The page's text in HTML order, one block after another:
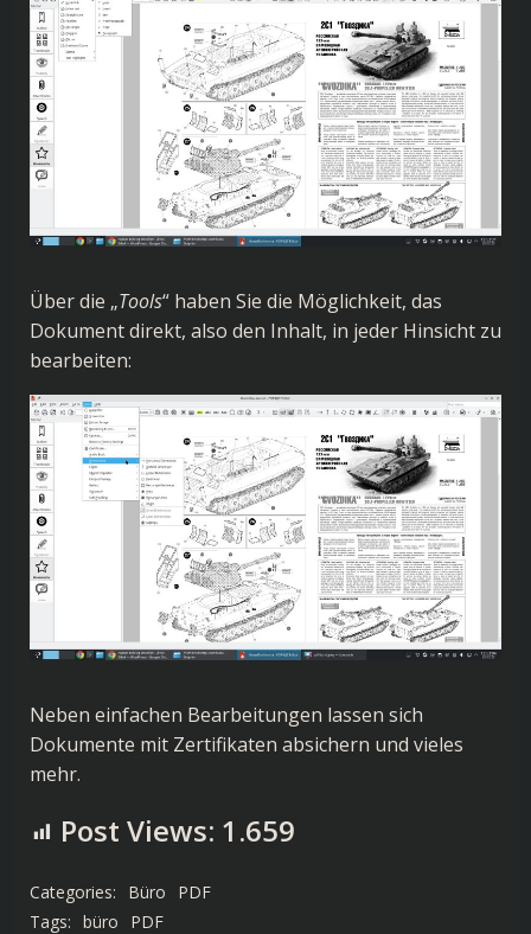
Über die „Tools“ haben Sie die Möglichkeit, das
Dokument direkt, also den Inhalt, in jeder Hinsicht zu
bearbeiten:
Neben einfachen Bearbeitungen lassen sich
Dokumente mit Zertifikaten absichern und vieles
mehr.
Post Views: 1.659
Categories: Büro
PDF
Tags: büro PDF